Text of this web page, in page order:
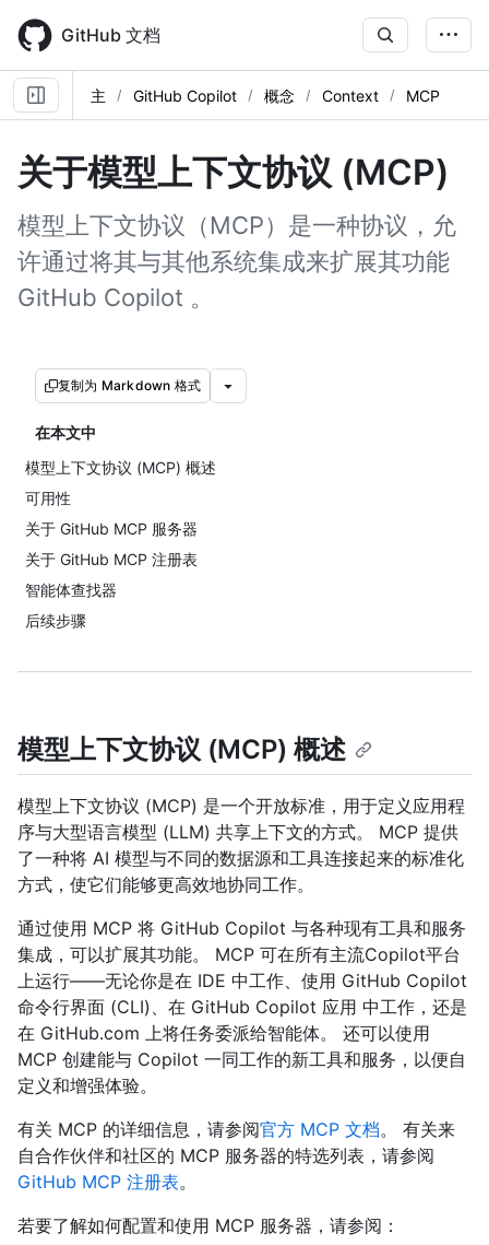
main
content
GitHub 文档
主 GitHub Copilot 概念 Context MCP
关于模型上下文协议 (MCP)
模型上下文协议（MCP）是一种协议，允
许通过将其与其他系统集成来扩展其功能
GitHub Copilot 。
复制为 Markdown 格式
在本文中
模型上下文协议 (MCP) 概述
可用性
关于 GitHub MCP 服务器
关于 GitHub MCP 注册表
智能体查找器
后续步骤
模型上下文协议 (MCP) 概述
模型上下文协议 (MCP) 是一个开放标准，用于定义应用程
序与大型语言模型 (LLM) 共享上下文的方式。 MCP 提供
了一种将 AI 模型与不同的数据源和工具连接起来的标准化
方式，使它们能够更高效地协同工作。
通过使用 MCP 将 GitHub Copilot 与各种现有工具和服务
集成，可以扩展其功能。 MCP 可在所有主流Copilot平台
上运行——无论你是在 IDE 中工作、使用 GitHub Copilot
命令行界面 (CLI)、在 GitHub Copilot 应用 中工作，还是
在 GitHub.com 上将任务委派给智能体。 还可以使用
MCP 创建能与 Copilot 一同工作的新工具和服务，以便自
定义和增强体验。
有关 MCP 的详细信息，请参阅官方 MCP 文档。 有关来
自合作伙伴和社区的 MCP 服务器的特选列表，请参阅
GitHub MCP 注册表。
若要了解如何配置和使用 MCP 服务器，请参阅：